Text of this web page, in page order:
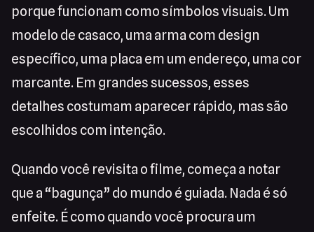
porque funcionam como símbolos visuais. Um
modelo de casaco, uma arma com design
específico, uma placa em um endereço, uma cor
marcante. Em grandes sucessos, esses
detalhes costumam aparecer rápido, mas são
escolhidos com intenção.
Quando você revisita o filme, começa a notar
que a “bagunça” do mundo é guiada. Nada é só
enfeite. É como quando você procura um